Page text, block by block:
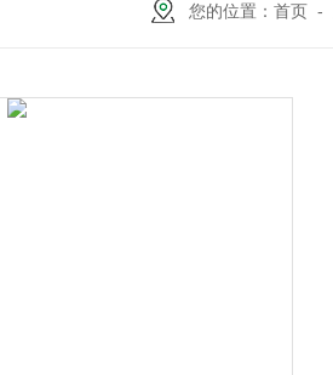
您的位置：首页 -